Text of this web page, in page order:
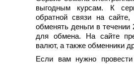
выгодным курсам. К
обратной связи на
обменять деньги в
для обмена. На сайте
валют, а также обменники
Если вам нужно